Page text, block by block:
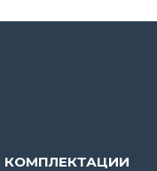
КОМПЛЕКТАЦИИ